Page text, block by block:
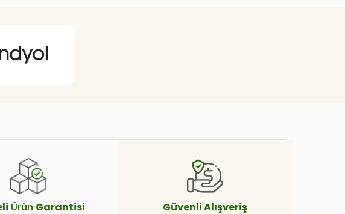
Ürün Garantisi GüvenliAlışveriş